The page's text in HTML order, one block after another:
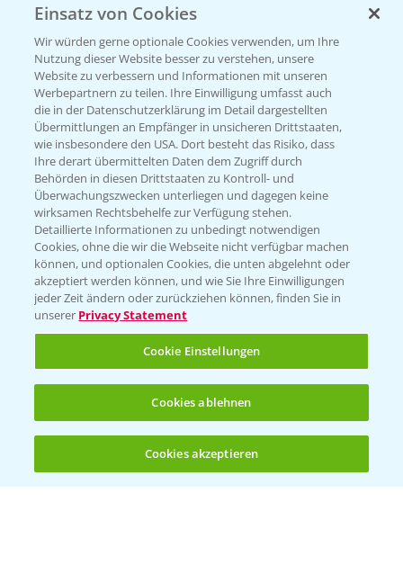
Beratung auf WhatsApp
T.+49 (0)174 346 564 1
KONTAKT
Hilfe in Notfällen
T.+49 (0)214/30-20220
Folgen Sie uns
Allgemeine Nutzungsbedingungen
Datenschutzerklärung
Einsatz von Cookies
Wir würden gerne optionale Cookies verwenden, um Ihre
Nutzung dieser Website besser zu verstehen, unsere
Website zu verbessern und Informationen mit unseren
Werbepartnern zu teilen. Ihre Einwilligung umfasst auch
die in der Datenschutzerklärung im Detail dargestellten
Übermittlungen an Empfänger in unsicheren Drittstaaten,
wie insbesondere den USA. Dort besteht das Risiko, dass
Ihre derart übermittelten Daten dem Zugriff durch
Behörden in diesen Drittstaaten zu Kontroll- und
Überwachungszwecken unterliegen und dagegen keine
wirksamen Rechtsbehelfe zur Verfügung stehen.
Detaillierte Informationen zu unbedingt notwendigen
Cookies, ohne die wir die Webseite nicht verfügbar machen
können, und optionalen Cookies, die unten abgelehnt oder
akzeptiert werden können, und wie Sie Ihre Einwilligungen
jeder Zeit ändern oder zurückziehen können, finden Sie in
unserer Privacy Statement
Cookie Einstellungen
Cookies ablehnen
Cookies akzeptieren